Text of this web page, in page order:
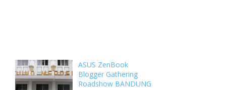
ASUS ZenBook
Blogger Gathering
Roadshow BANDUNG